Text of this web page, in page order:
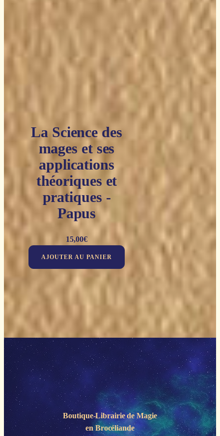
La Science des
mages et ses
applications
théoriques et
pratiques -
Papus
15,00€
AJOUTER AU PANIER
Boutique-Librairie deMagie
en Brocéliande